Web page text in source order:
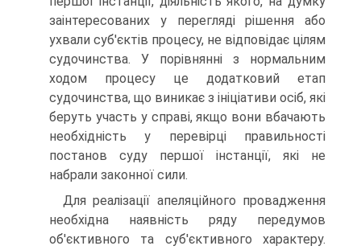
заінтересованих у перегляді рішення або
ухвали суб'єктів процесу, не відповідає цілям
судочинства. У порівнянні з нормальним
ходом процесу це додатковий етап
судочинства, що виникає з ініціативи осіб, які
беруть участь у справі, якщо вони вбачають
необхідність у перевірці правильності
постанов суду першої інстанції, які не
набрали законної сили.
Для реалізації апеляційного провадження
необхідна наявність ряду передумов
об'єктивного та суб'єктивного характеру.